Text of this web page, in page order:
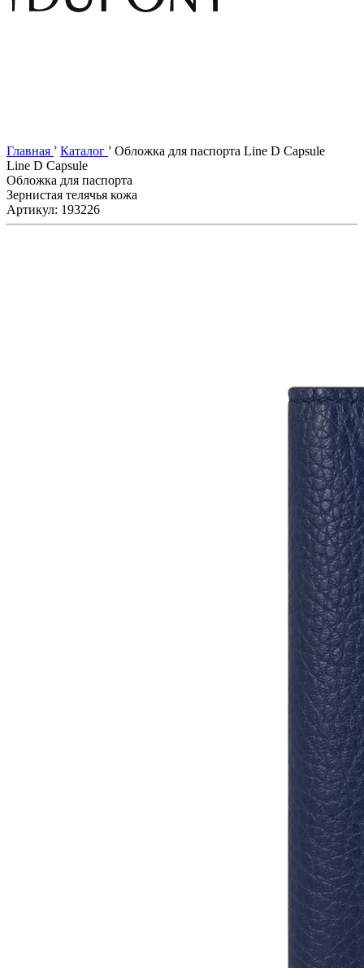
Главная › Каталог › Обложка для паспорта Line D Capsule
Line D Capsule
Обложка для паспорта
Зернистая телячья кожа
Артикул: 193226